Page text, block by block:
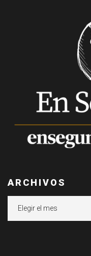
ARCHIVOS